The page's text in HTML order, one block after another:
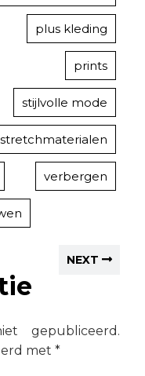
plus kleding
prints
stijlvolle mode
stretchmaterialen
verbergen
NEXT
gepubliceerd.
met *